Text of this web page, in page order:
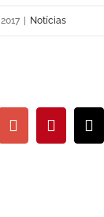
Notícias
Google+Pinterest